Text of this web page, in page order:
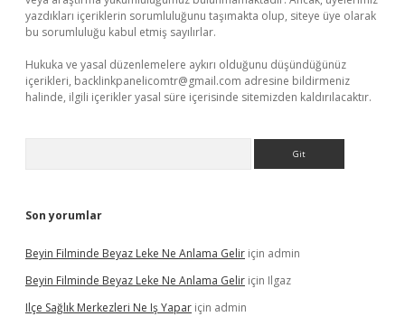
yazdıkları içeriklerin sorumluluğunu taşımakta olup, siteye üye olarak
bu sorumluluğu kabul etmiş sayılırlar.
Hukuka ve yasal düzenlemelere aykırı olduğunu düşündüğünüz
içerikleri, backlinkpanelicomtr@gmail.com adresine bildirmeniz
halinde, ilgili içerikler yasal süre içerisinde sitemizden kaldırılacaktır.
Son yorumlar
Beyin Filminde Beyaz Leke Ne Anlama Gelir için admin
Beyin Filminde Beyaz Leke Ne Anlama Gelir için Ilgaz
Ilçe Sağlık Merkezleri Ne Iş Yapar için admin